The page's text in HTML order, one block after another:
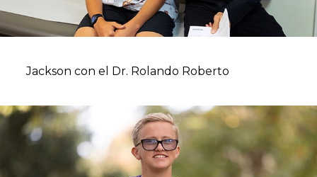
Jackson con el Dr. Rolando Roberto